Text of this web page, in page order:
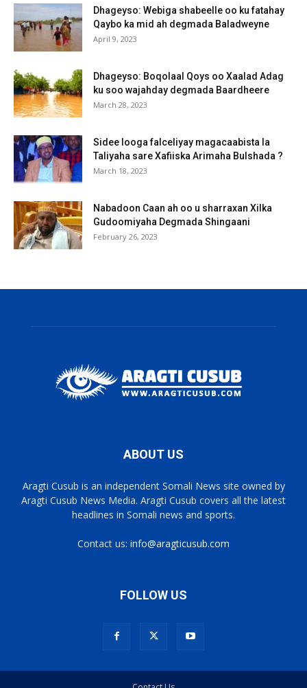
Dhageyso: Webiga shabeelle oo ku fatahay
Qaybo ka mid ah degmada Baladweyne
April 9, 2023
Dhageyso: Boqolaal Qoys oo Xaalad Adag
ku soo wajahday degmada Baardheere
March 28, 2023
Sidee looga falceliyay magacaabista la
Taliyaha sare Xafiiska Arimaha Bulshada ?
March 18, 2023
Nabadoon Caan ah oo u sharraxan Xilka
Gudoomiyaha Degmada Shingaani
February 26, 2023
ABOUT US
Aragti Cusub is an independent Somali News site owned by
Aragti Cusub News Media. Aragti Cusub covers all the latest
headlines in Somali news and sports.
Contact us: info@aragticusub.com
FOLLOW US